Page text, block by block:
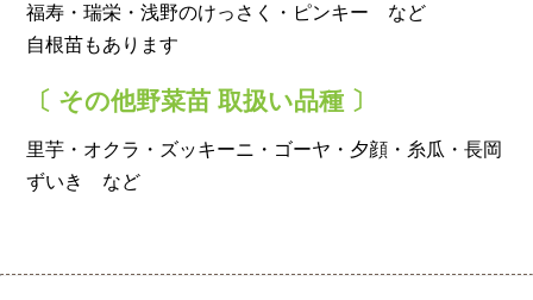
福寿・瑞栄・浅野のけっさく・ピンキー など
自根苗もあります
〔 その他野菜苗 取扱い品種 〕
里芋・オクラ・ズッキーニ・ゴーヤ・夕顔・糸瓜・長岡
ずいき など